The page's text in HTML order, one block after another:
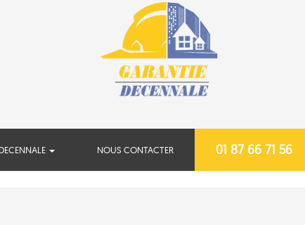
NOUS CONTACTER 01 87 66 71 56